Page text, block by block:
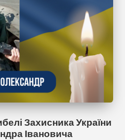
Захисника України
Івановича
білі ❌ Приховати
панель
налаштування